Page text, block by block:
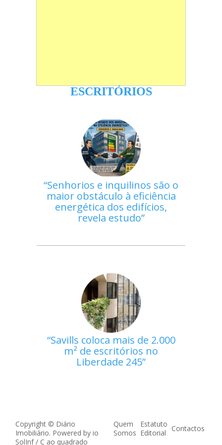
ESCRITÓRIOS
Senhorios e inquilinos são o
maior obstáculo à eficiência
energética dos edifícios,
revela estudo
Savills coloca mais de 2.000
m² de escritórios no
Liberdade 245
Copyright © Diário
Imobiliário. Powered by io
SolInf/ C ao quadrado
Quem
Somos
Estatuto
Editorial
Contactos